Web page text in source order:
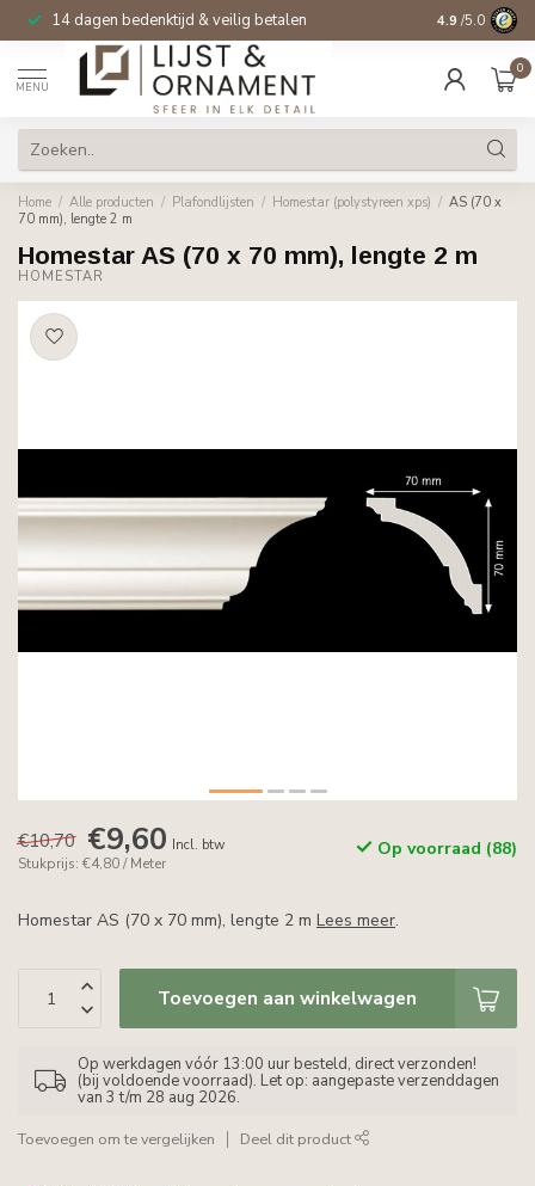
14 dagen bedenktijd & veilig betalen 4.9 /5.0
MENU
0
Home / Alle producten / Plafondlijsten / Homestar (polystyreen xps) / AS (70 x
70 mm), lengte 2 m
Homestar AS (70 x 70 mm), lengte 2 m
HOMESTAR
€10,70 €9,60 Incl. btw
Stukprijs: €4,80 / Meter
Op voorraad (88)
Homestar AS (70 x 70 mm), lengte 2 m Lees meer.
Toevoegen aan winkelwagen
Op werkdagen vóór 13:00 uur besteld, direct verzonden!
(bij voldoende voorraad). Let op: aangepaste verzenddagen
van 3 t/m 28 aug 2026.
Toevoegen om te vergelijken Deel dit product